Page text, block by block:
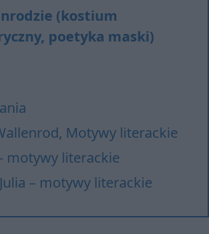
(kostium
poetyka maski)
, Motywy literackie
motywy literackie
– motywy literackie